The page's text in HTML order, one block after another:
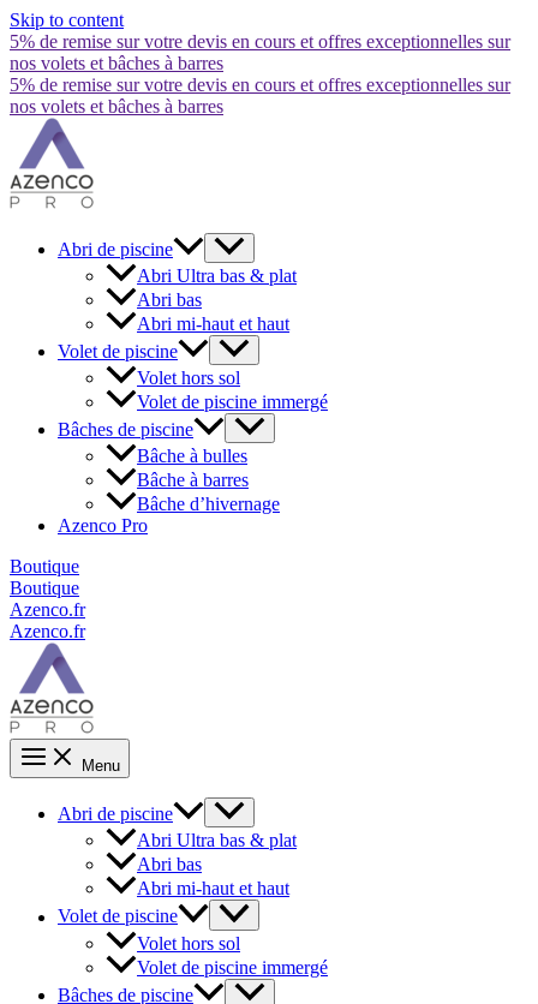
Skip to content
5% de remise sur votre devis en cours et offres exceptionnelles sur
nos volets et bâches à barres
5% de remise sur votre devis en cours et offres exceptionnelles sur
nos volets et bâches à barres
Abri de piscine
Abri Ultra bas & plat
Abri bas
Abri mi-haut et haut
Volet de piscine
Volet hors sol
Volet de piscine immergé
Bâches de piscine
Bâche à bulles
Bâche à barres
Bâche d’hivernage
Azenco Pro
Boutique
Boutique
Azenco.fr
Azenco.fr
Menu
Abri de piscine
Abri Ultra bas & plat
Abri bas
Abri mi-haut et haut
Volet de piscine
Volet hors sol
Volet de piscine immergé
Bâches de piscine